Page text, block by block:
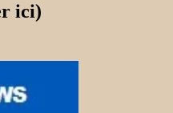
ici)